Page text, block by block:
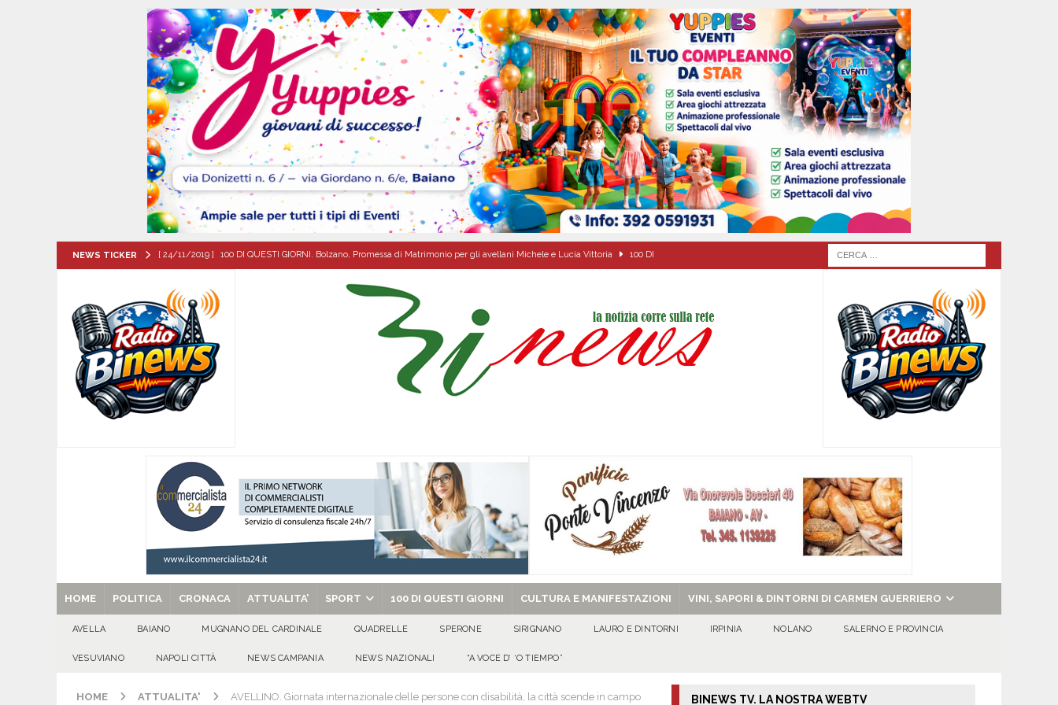
NEWS TICKER [ 24/11/2019 ] 100 DI QUESTI GIORNI. Bolzano, Promessa di Matrimonio per gli avellani Michele e Lucia Vittoria 100 DI
[ 09/08/2026 ] MUGNANO DEL CARDINALE. Chi era Carmine Colucci, il 60enne morto tragicamente nel giorno della festa di
Santa Filomena
[ 09/08/2026 ] Baiano, smarrito un Chihuahua: l’appello per ritrovarlo ATTUALITA'
[ 09/08/2026 ] Festa della Mozzarella di Bufala a Cancello ed Arnone: filiera bufalina solida ed in crescita continua
CASERTANA
ATTUALITA'
[ 09/08/2026 ] Avella, cucciolo smarrito in via Carlo III: l’appello della famiglia per ritrovarlo AVELLA
[ 29/08/2025 ] SANT’Oggi. Venerdì 29 agosto la chiesa celebra il Martirio di san Giovanni Battista e santa Sabina EVIDENZA
HOME POLITICA CRONACA ATTUALITA’ SPORT 100 DI QUESTI GIORNI CULTURA E MANIFESTAZIONI VINI, SAPORI & DINTORNI DI CARMEN GUERRIERO
AVELLA BAIANO MUGNANO DEL CARDINALE QUADRELLE SPERONE SIRIGNANO LAURO E DINTORNI IRPINIA NOLANO SALERNO E PROVINCIA
VESUVIANO NAPOLI CITTÀ NEWS CAMPANIA NEWS NAZIONALI “A VOCE D’ ‘O TIEMPO”
HOME ATTUALITA' AVELLINO. Giornata internazionale delle persone con disabilità, la città scende in campo BINEWS TV. LA NOSTRA WEBTV